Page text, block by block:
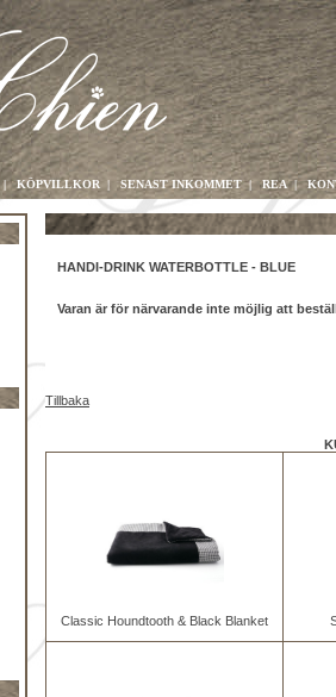
|KÖPVILLKOR | SENAST INKOMMET|REA|
HANDI-DRINK WATERBOTTLE - BLUE
Varan är för närvarande inte möjlig att
Tillbaka
Classic Houndtooth & Black Blanket